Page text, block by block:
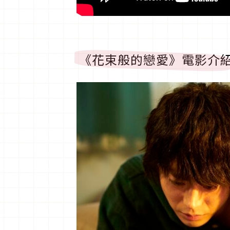
《花束般的戀愛》電影介